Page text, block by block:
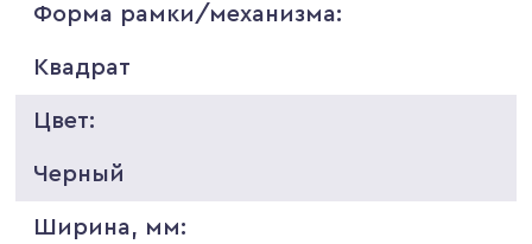
Форма рамки/механизма:
Квадрат
Цвет:
Черный
Ширина, мм: